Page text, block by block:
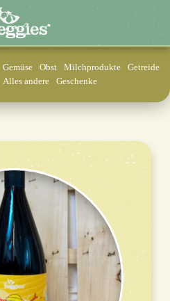
Gemüse Obst Milchprodukte
Getreide
Alles andere Geschenke